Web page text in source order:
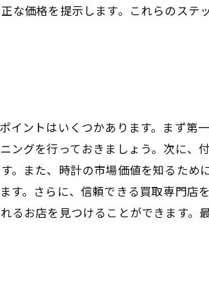
価格を提示します。これらのステ
ントはいくつかあります。まず第
グを行っておきましょう。次に、
また、時計の市場価値を知るため
。さらに、信頼できる買取専門店
お店を見つけることができます。